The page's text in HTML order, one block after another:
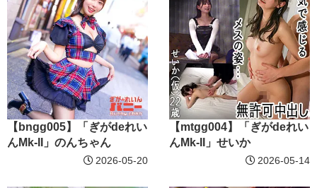
【bngg005】「ぎがdeれい
んMk-II」のんちゃん
2026-05-20
【mtgg004】「ぎがdeれい
んMk-II」せいか
2026-05-14